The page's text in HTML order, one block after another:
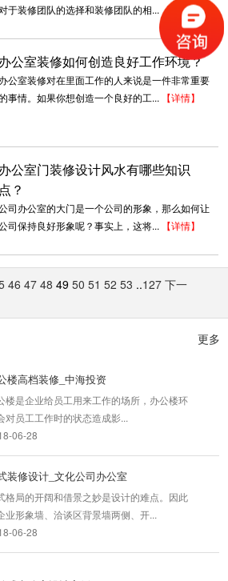
于装修团队的选择和装修团队的相... 【详情】
办公室装修如何创造良好工作环境？
办公室装修对在里面工作的人来说是一件非常重要
事情。如果你想创造一个良好的工... 【详情】
办公室门装修设计风水有哪些知识
点？
司办公室的大门是一个公司的形象，那么如何让
司保持良好形象呢？事实上，这将... 【详情】
46 47 48 49 50 51 52 53 ..127 下一
更多
圳东森装饰公司是一家专业承接深圳厂房装修
07-30
家新办公室装修
家新办公室装修要注重装修的实用性，也要考
技办公厂房装修
数据，机器人，外太空，探秘火星，未来在向
们招手，科技智能型企...
联网办公室装修
方，而办公室装修设计则能恰到好...
楼高档装修_中海投资
楼是企业给员工用来工作的场所，办公楼环
对员工工作时的状态造成影...
06-28
装修设计_文化公司办公室
格局的开阔和借景之妙是设计的难点。因此
业形象墙、洽谈区背景墙两侧、开...
06-28